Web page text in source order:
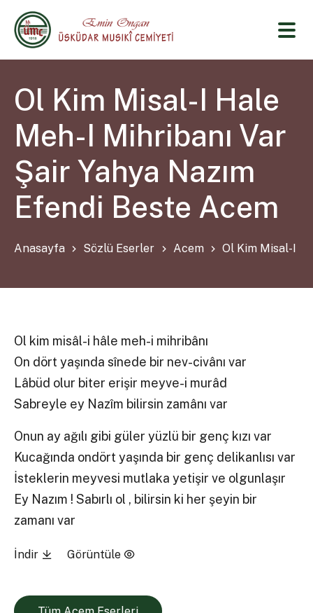
Ol Kim Misal-I Hale
Meh-I Mihribanı Var
Şair Yahya Nazım
Efendi Beste Acem
Anasayfa Sözlü Eserler Acem Ol Kim Misal-I
Ol kim misâl-i hâle meh-i mihribânı
On dört yaşında sînede bir nev-civânı var
Lâbüd olur biter erişir meyve-i murâd
Sabreyle ey Nazîm bilirsin zamânı var
Onun ay ağılı gibi güler yüzlü bir genç kızı var
Kucağında ondört yaşında bir genç delikanlısı var
İsteklerin meyvesi mutlaka yetişir ve olgunlaşır
Ey Nazım ! Sabırlı ol , bilirsin ki her şeyin bir
zamanı var
İndir Görüntüle